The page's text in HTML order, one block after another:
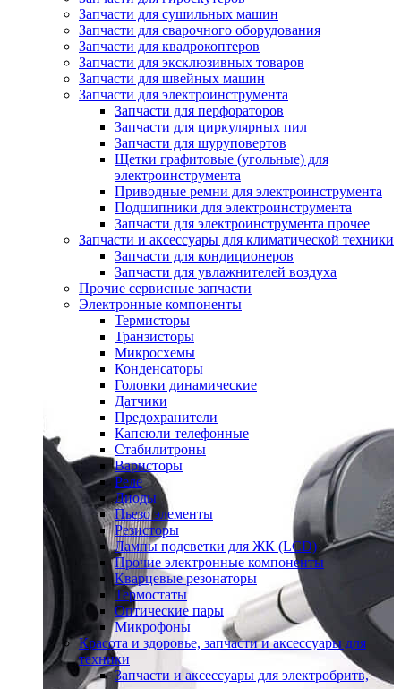
Запчасти для сушильных машин
Запчасти для сварочного оборудования
Запчасти для квадрокоптеров
Запчасти для эксклюзивных товаров
Запчасти для швейных машин
Запчасти для электроинструмента
Запчасти для перфораторов
Запчасти для циркулярных пил
Запчасти для шуруповертов
Щетки графитовые (угольные) для
электроинструмента
Приводные ремни для электроинструмента
Подшипники для электроинструмента
Запчасти для электроинструмента прочее
Запчасти и аксессуары для климатической техники
Запчасти для кондиционеров
Запчасти для увлажнителей воздуха
Прочие сервисные запчасти
Электронные компоненты
Термисторы
Транзисторы
Микросхемы
Конденсаторы
Головки динамические
Датчики
Предохранители
Капсюли телефонные
Стабилитроны
Варисторы
Реле
Диоды
Пьезо элементы
Резисторы
Лампы подсветки для ЖК (LCD)
Прочие электронные компоненты
Кварцевые резонаторы
Термостаты
Оптические пары
Микрофоны
Красота и здоровье, запчасти и аксессуары для
техники
Запчасти и аксессуары для электробритв,